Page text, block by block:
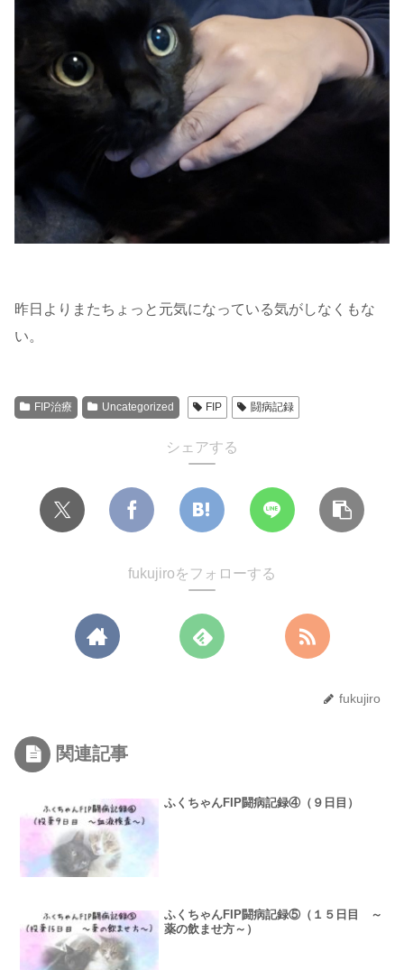
昨日よりまたちょっと元気になっている気がしなくもな
い。
FIP治療 Uncategorized FIP 闘病記録
シェアする
fukujiroをフォローする
fukujiro
関連記事
ふくちゃんFIP闘病記録④（９日目）
ふくちゃんFIP闘病記録⑤（１５日目 ～
薬の飲ませ方～）